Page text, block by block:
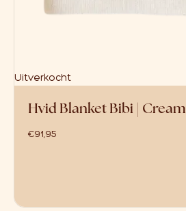
Uitverkocht
Hvid Blanket Bibi | Cream
€91,95